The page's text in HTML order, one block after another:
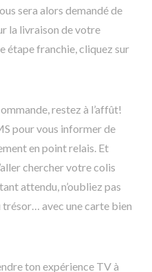
sera alors demandé de
la livraison de votre
étape franchie, cliquez sur
restez à l’affût!
pour vous informer de
en point relais. Et
chercher votre colis
attendu, n’oubliez pas
trésor… avec une carte bien
ton expérience TV à